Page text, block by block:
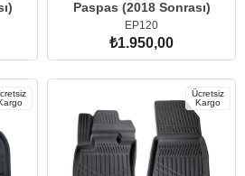
Paspas (2018 Sonrası)
EP120
₺1.950,00
SEPETE EKLE
Ücretsiz
Kargo